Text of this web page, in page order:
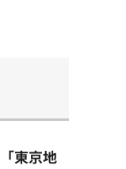
「東京地